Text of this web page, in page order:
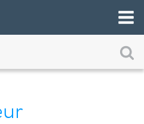
outil d'étude préféré